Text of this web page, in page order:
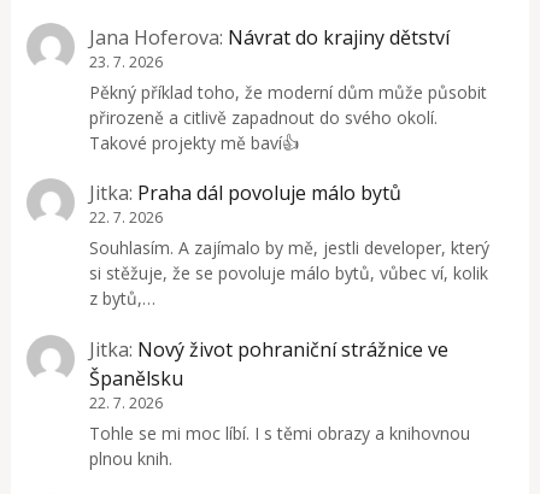
Jana Hoferova: Návrat do krajiny dětství
23. 7. 2026
Pěkný příklad toho, že moderní dům může působit
přirozeně a citlivě zapadnout do svého okolí.
Takové projekty mě baví👍
Jitka: Praha dál povoluje málo bytů
22. 7. 2026
Souhlasím. A zajímalo by mě, jestli developer, který
si stěžuje, že se povoluje málo bytů, vůbec ví, kolik
z bytů,…
Jitka: Nový život pohraniční strážnice ve
Španělsku
22. 7. 2026
Tohle se mi moc líbí. I s těmi obrazy a knihovnou
plnou knih.